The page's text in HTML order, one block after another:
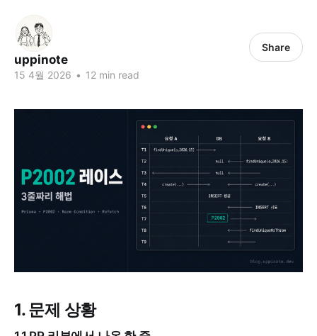
uppinote
15 4월 2026 • 12 min read
Share
1. 문제 상황